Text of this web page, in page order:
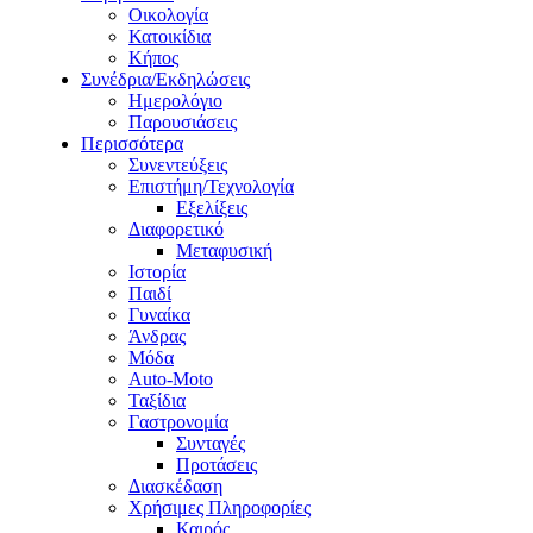
Οικολογία
Κατοικίδια
Κήπος
Συνέδρια/Εκδηλώσεις
Ημερολόγιο
Παρουσιάσεις
Περισσότερα
Συνεντεύξεις
Επιστήμη/Τεχνολογία
Εξελίξεις
Διαφορετικό
Μεταφυσική
Ιστορία
Παιδί
Γυναίκα
Άνδρας
Μόδα
Auto-Moto
Ταξίδια
Γαστρονομία
Συνταγές
Προτάσεις
Διασκέδαση
Χρήσιμες Πληροφορίες
Καιρός